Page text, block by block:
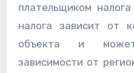
плательщиком
налога зависит от
объекта и
зависимости от